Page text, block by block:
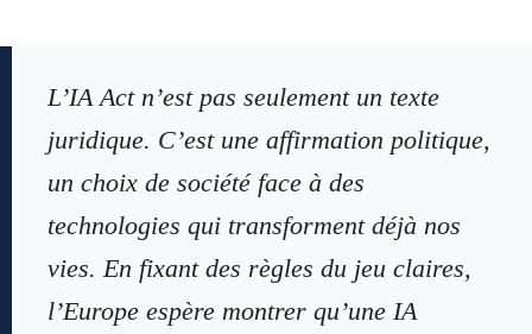
L’IA Act n’est pas seulement un texte
juridique. C’est une affirmation politique,
un choix de société face à des
technologies qui transforment déjà nos
vies. En fixant des règles du jeu claires,
l’Europe espère montrer qu’une IA